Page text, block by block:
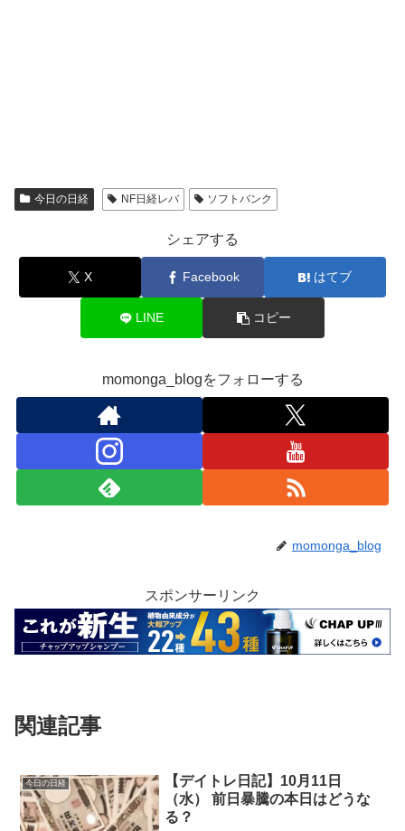
今日の日経 NF日経レバ ソフトバンク
シェアする
X Facebook はてブ
LINE コピー
momonga_blogをフォローする
momonga_blog
スポンサーリンク
関連記事
今日の日経
【デイトレ日記】10月11日
（水） 前日暴騰の本日はどうな
る？